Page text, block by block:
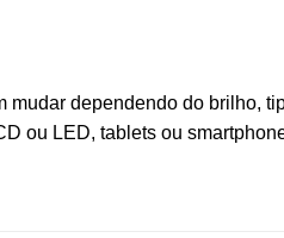
dependendo do brilho,
ou LED, tablets ou